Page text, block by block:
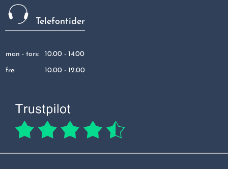
Telefontider
man - tors: 10.00 - 14.00
fre: 10.00 - 12.00